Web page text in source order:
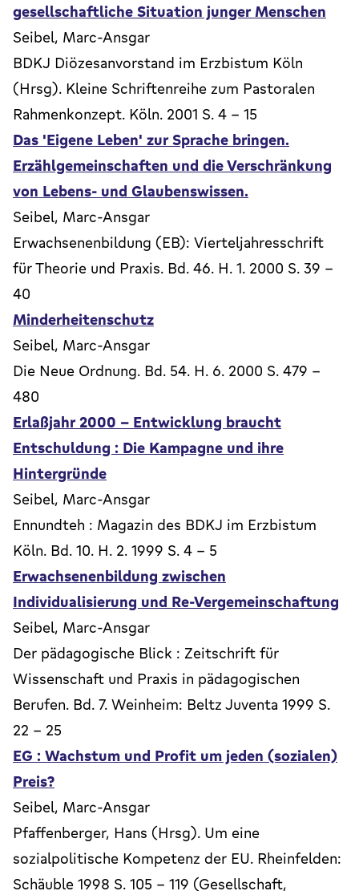
gesellschaftliche Situation junger Menschen
Seibel, Marc-Ansgar
BDKJ Diözesanvorstand im Erzbistum Köln
(Hrsg). Kleine Schriftenreihe zum Pastoralen
Rahmenkonzept. Köln. 2001 S. 4 - 15
Das 'Eigene Leben' zur Sprache bringen.
Erzählgemeinschaften und die Verschränkung
von Lebens- und Glaubenswissen.
Seibel, Marc-Ansgar
Erwachsenenbildung (EB): Vierteljahresschrift
für Theorie und Praxis. Bd. 46. H. 1. 2000 S. 39 -
40
Minderheitenschutz
Seibel, Marc-Ansgar
Die Neue Ordnung. Bd. 54. H. 6. 2000 S. 479 -
480
Erlaßjahr 2000 - Entwicklung braucht
Entschuldung : Die Kampagne und ihre
Hintergründe
Seibel, Marc-Ansgar
Ennundteh : Magazin des BDKJ im Erzbistum
Köln. Bd. 10. H. 2. 1999 S. 4 - 5
Erwachsenenbildung zwischen
Individualisierung und Re-Vergemeinschaftung
Seibel, Marc-Ansgar
Der pädagogische Blick : Zeitschrift für
Wissenschaft und Praxis in pädagogischen
Berufen. Bd. 7. Weinheim: Beltz Juventa 1999 S.
22 - 25
EG : Wachstum und Profit um jeden (sozialen)
Preis?
Seibel, Marc-Ansgar
Pfaffenberger, Hans (Hrsg). Um eine
sozialpolitische Kompetenz der EU. Rheinfelden:
Schäuble 1998 S. 105 - 119 (Gesellschaft,